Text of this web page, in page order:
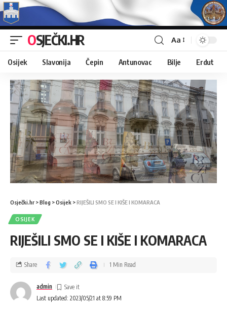
OSJEČKI.HR Aa
Osijek Slavonija Čepin Antunovac Bilje Erdut
Osječki.hr >Blog >Osijek >RIJEŠILI SMO SE I KIŠE I KOMARACA
OSIJEK
RIJEŠILI SMO SE I KIŠE I KOMARACA
Last updated: 2023/05/21 at 8:59 PM
admin
Share 1 Min Read